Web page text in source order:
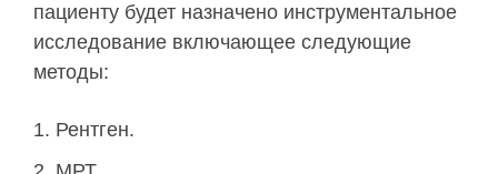
пациенту будет назначено инструментальное
исследование включающее следующие
методы:
Рентген.